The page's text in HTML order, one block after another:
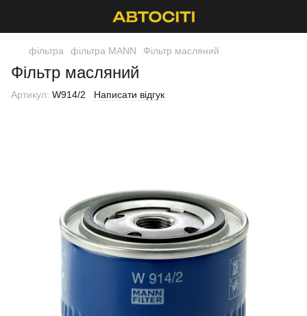
фільтра фільтра MANN Фільтр масляний
Фільтр масляний
Артикул: W914/2 Написати відгук